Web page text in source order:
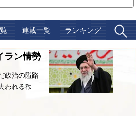
連載一覧 ランキング
ラン情勢
政治の隘路
われる秩